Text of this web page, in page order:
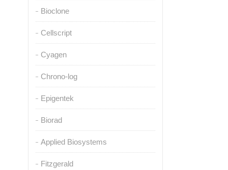
Bioclone
Cellscript
Cyagen
Chrono-log
Epigentek
Biorad
Applied Biosystems
Fitzgerald